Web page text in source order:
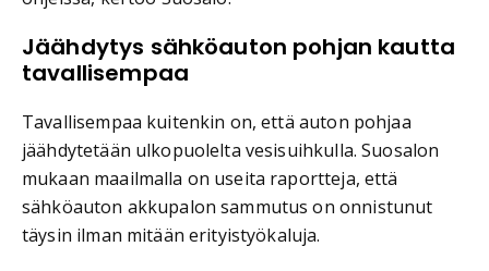
Jäähdytys sähköauton pohjan kautta
tavallisempaa
Tavallisempaa kuitenkin on, että auton pohjaa
jäähdytetään ulkopuolelta vesisuihkulla. Suosalon
mukaan maailmalla on useita raportteja, että
sähköauton akkupalon sammutus on onnistunut
täysin ilman mitään erityistyökaluja.